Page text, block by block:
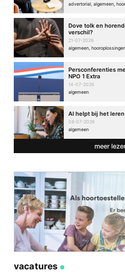
advertorial, algemeen,
Dove tolk en
verschil?
21-07-2026
Persconferenties
NPO 1 Extra
14-07-2026
algemeen
AI helpt bij het
08-07-2026
algemeen
meer
vacatures